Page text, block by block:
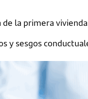
de la primera
y sesgos